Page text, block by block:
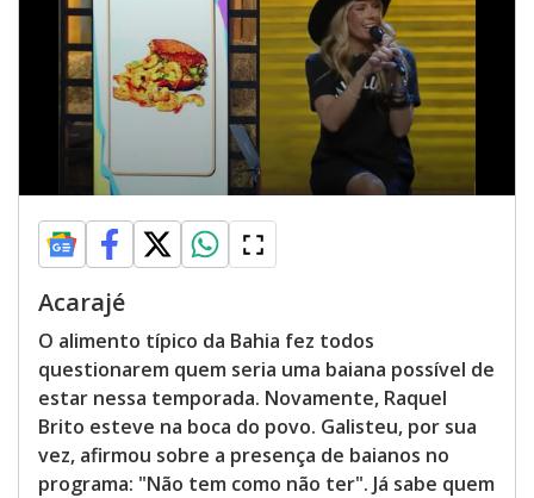
Acarajé
O alimento típico da Bahia fez todos
questionarem quem seria uma baiana possível de
estar nessa temporada. Novamente, Raquel
Brito esteve na boca do povo. Galisteu, por sua
vez, afirmou sobre a presença de baianos no
programa: "Não tem como não ter". Já sabe quem